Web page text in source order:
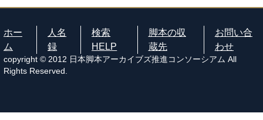
ホー
ム
人名
録
検索
HELP
脚本の収
蔵先
お問い合
わせ
copyright © 2012 日本脚本アーカイブズ推進コンソーシアム All
Rights Reserved.